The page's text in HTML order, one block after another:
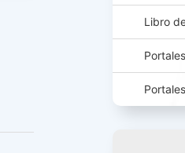
Libro